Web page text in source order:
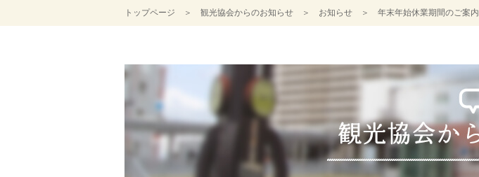
トップページ ＞ 観光協会からのお知らせ ＞ お知らせ ＞ 年末年始休業期間のご案内